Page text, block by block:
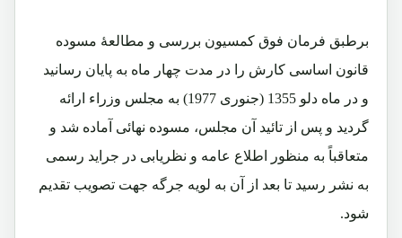
برطبق فرمان فوق کمسیون بررسی و مطالعۀ مسوده
قانون اساسی کارش را در مدت چهار ماه به پایان رسانید
و در ماه دلو 1355 (جنوری 1977) به مجلس وزراء ارائه
گردید و پس از تائید آن مجلس، مسوده نهائی آماده شد و
متعاقباً به منظور اطلاع عامه و نظریابی در جراید رسمی
به نشر رسید تا بعد از آن به لویه جرگه جهت تصویب تقدیم
شود.